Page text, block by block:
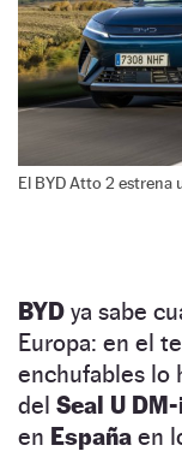
El BYD Atto 2 estrena
BYD ya sabe
Europa: en el
enchufables lo
del Seal U
en España en